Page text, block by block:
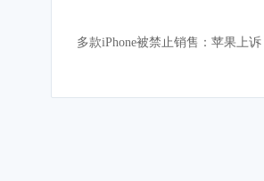
多款iPhone被禁止销售：苹果上诉